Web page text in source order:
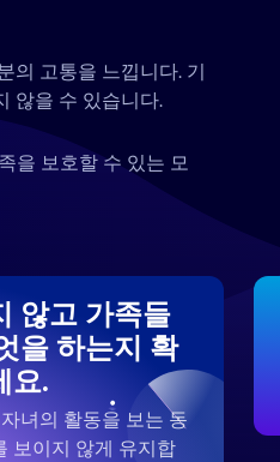
의 고통을 느낍니다. 기
않을 수 있습니다.
을 보호할 수 있는 모
않고 가족들
을 하는지 확
요.
녀의 활동을 보는 동
보이지 않게 유지합